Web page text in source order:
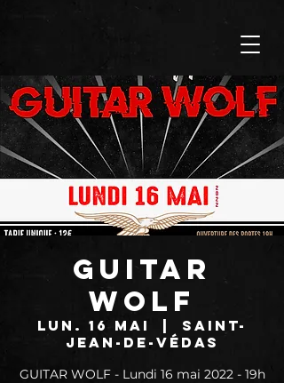
GUITAR
WOLF
lun. 16 mai
Saint-
Jean-de-Védas
GUITAR WOLF - Lundi 16 mai 2022 - 19h